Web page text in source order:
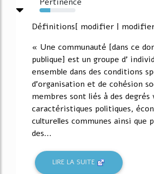
30%
Définitions[ modifier |
« Une communauté [dans ce
publique] est un groupe d'
ensemble dans des conditions
d'organisation et de cohésion
membres sont liés à des degrés
caractéristiques politiques,
culturelles communes ainsi que
des...
LIRE LA SUITE